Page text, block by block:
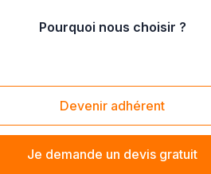
Pourquoi nous choisir ?
Devenir adhérent
Je demande un devis gratuit
? Trouvez votre loueur de voiture à